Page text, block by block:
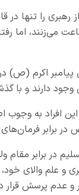
را تنها در
می‌زنند، اما
اکرم (ص)
وجود دارند و
به وجوب
فرمان‌های
در برابر
و علم والای
عدم پرسش قرار